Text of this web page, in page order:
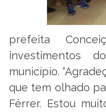
prefeita
investimentos
município.
que tem olhado
Férrer. Estou